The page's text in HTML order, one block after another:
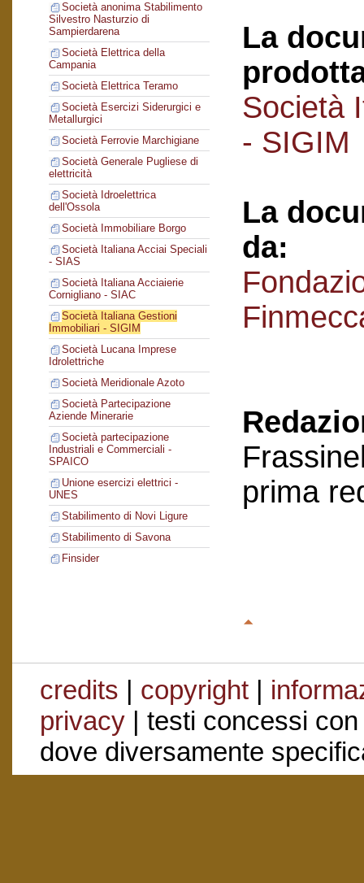
Società anonima Stabilimento
Silvestro Nasturzio di
Sampierdarena
Società Elettrica della
Campania
Società Elettrica Teramo
Società Esercizi Siderurgici e
Metallurgici
Società Ferrovie Marchigiane
Società Generale Pugliese di
elettricità
Società Idroelettrica
dell'Ossola
Società Immobiliare Borgo
Società Italiana Acciai Speciali
- SIAS
Società Italiana Acciaierie
Cornigliano - SIAC
Società Italiana Gestioni
Immobiliari - SIGIM
Società Lucana Imprese
Idrolettriche
Società Meridionale Azoto
Società Partecipazione
Aziende Minerarie
Società partecipazione
Industriali e Commerciali -
SPAICO
Unione esercizi elettrici -
UNES
Stabilimento di Novi Ligure
Stabilimento di Savona
Finsider
La
Società
- SIGIM
La
da:
prima
credits | copyright|
privacy| testi concessi
dove diversamente